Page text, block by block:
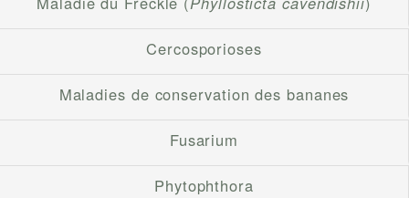
Cercosporioses
Maladies de conservation des bananes
Fusarium
Phytophthora